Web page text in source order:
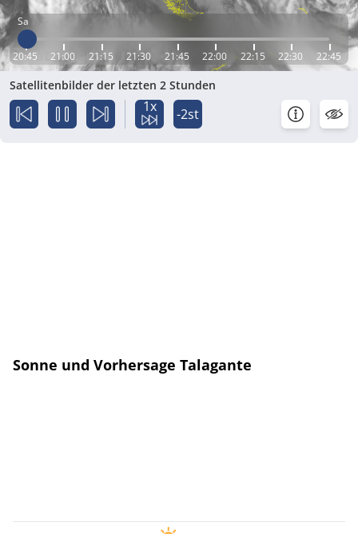
Sa
20:45 21:00 21:15 21:30 21:45 22:00 22:15 22:30 22:45
Satellitenbilder der letzten 2 Stunden
1x -2st
Sonne und Vorhersage Talagante